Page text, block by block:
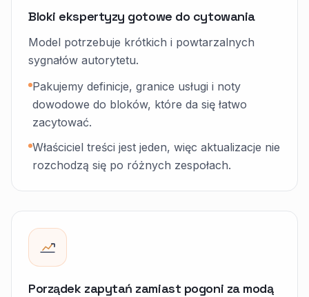
Bloki ekspertyzy gotowe do cytowania
Model potrzebuje krótkich i powtarzalnych
sygnałów autorytetu.
Pakujemy definicje, granice usługi i noty
dowodowe do bloków, które da się łatwo
zacytować.
Właściciel treści jest jeden, więc aktualizacje nie
rozchodzą się po różnych zespołach.
Porządek zapytań zamiast pogoni za modą